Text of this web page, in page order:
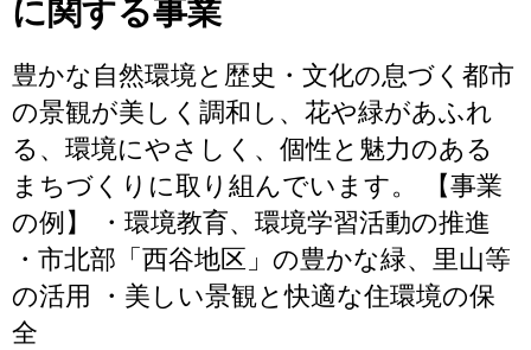
に関する事業
豊かな自然環境と歴史・文化の息づく都市
の景観が美しく調和し、花や緑があふれ
る、環境にやさしく、個性と魅力のある
まちづくりに取り組んでいます。 【事業
の例】 ・環境教育、環境学習活動の推進
・市北部「西谷地区」の豊かな緑、里山等
の活用 ・美しい景観と快適な住環境の保
全